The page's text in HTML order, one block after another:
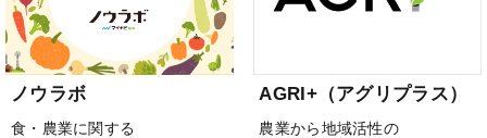
ノウラボ
食・農業に関する
AGRI+（アグリプラス）
農業から地域活性の